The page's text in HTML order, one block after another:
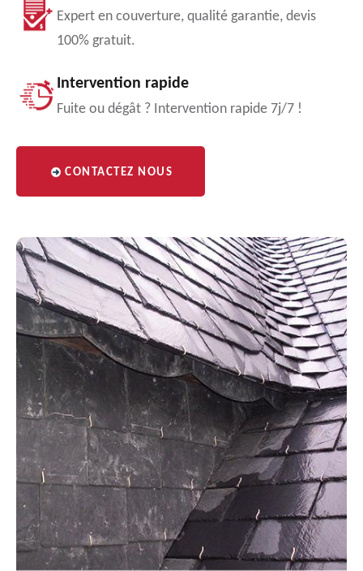
Expert en couverture, qualité garantie, devis
100% gratuit.
Intervention rapide
Fuite ou dégât ? Intervention rapide 7j/7 !
CONTACTEZ NOUS